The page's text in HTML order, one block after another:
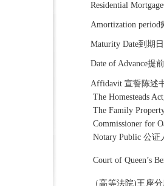
Residential Mortgage
Amortization period
Maturity Date到期日
Date of Advance提
Affidavit宣誓陈述
The Homesteads
The Family
Commissioner for
Notary Public公证
Court of Queen’s
（高等法院)王座